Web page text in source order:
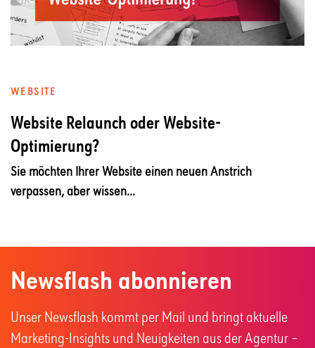
WEBSITE
Website Relaunch oder Website-
Optimierung?
Sie möchten Ihrer Website einen neuen Anstrich
verpassen, aber wissen...
Newsflash abonnieren
Unser Newsflash kommt per Mail und bringt aktuelle
Marketing-Insights und Neuigkeiten aus der Agentur –